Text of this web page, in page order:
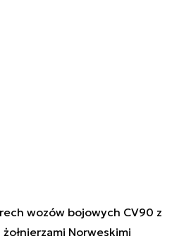
wozów bojowych CV90 z
Norweskimi